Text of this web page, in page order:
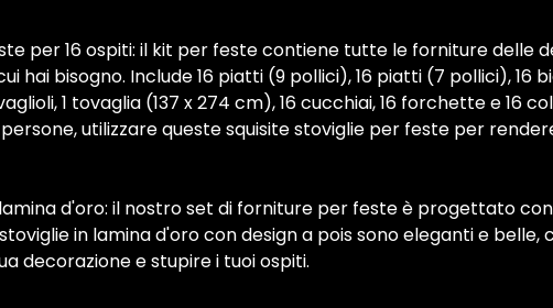
per 16 ospiti: il kit per feste contiene tutte le forniture delle
hai bisogno. Include 16 piatti (9 pollici), 16 piatti (7 pollici), 16
1 tovaglia (137 x 274 cm), 16 cucchiai, 16 forchette e 16
persone, utilizzare queste squisite stoviglie per feste per
d'oro: il nostro set di forniture per feste è progettato
in lamina d'oro con design a pois sono eleganti e belle,
decorazione e stupire i tuoi ospiti.